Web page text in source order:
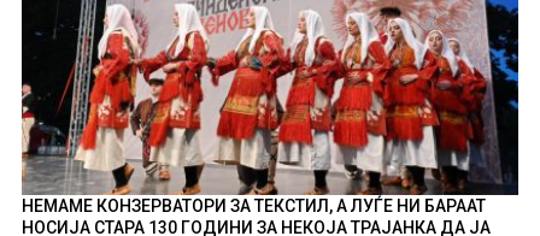
НЕМАМЕ КОНЗЕРВАТОРИ ЗА ТЕКСТИЛ, А ЛУЃЕ НИ БАРААТ
НОСИЈА СТАРА 130 ГОДИНИ ЗА НЕКОЈА ТРАЈАНКА ДА ЈА